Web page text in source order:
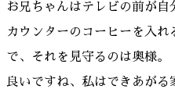
お兄ちゃんはテレビの前が
カウンターのコーヒーを入
で、それを見守るのは奥様。
良いですね、私はできあが